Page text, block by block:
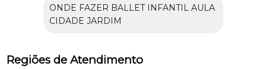
ONDE FAZER BALLET INFANTIL AULA
CIDADE JARDIM
Regiões de Atendimento